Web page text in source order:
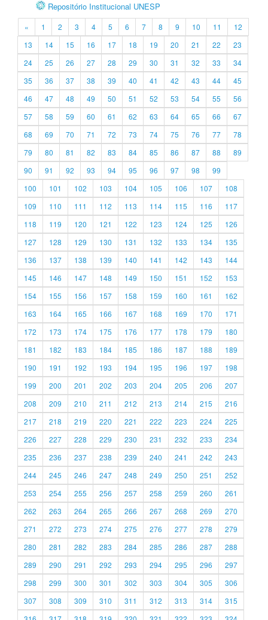
Repositório Institucional UNESP
« 1 2 3 4 5 6 7 8 9 10 11
12
13
14 15 16 17 18 19 20 21 22
23
24
25 26 27 28 29 30 31 32 33
34
35
36 37 38 39 40 41 42 43 44
45
46
47 48 49 50 51 52 53 54 55
56
57
58 59 60 61 62 63 64 65 66
67
68
69 70 71 72 73 74 75 76 77
78
79
80 81 82 83 84 85 86 87 88
89
90
91 92 93 94 95 96 97 98
99
100
101 102 103 104 105 106 107
108
109
110 111 112 113 114 115 116
117
118
119 120 121 122 123 124 125
126
127
128 129 130 131 132 133 134
135
136
137 138 139 140 141 142 143
144
145
146 147 148 149 150 151 152
153
154
155 156 157 158 159 160 161
162
163
164 165 166 167 168 169 170
171
172
173 174 175 176 177 178 179
180
181
182 183 184 185 186 187 188
189
190
191 192 193 194 195 196 197
198
199
200 201 202 203 204 205 206
207
208
209 210 211 212 213 214 215
216
217
218 219 220 221 222 223 224
225
226
227 228 229 230 231 232 233
234
235
236 237 238 239 240 241 242
243
244
245 246 247 248 249 250 251
252
253
254 255 256 257 258 259 260
261
262
263 264 265 266 267 268 269
270
271
272 273 274 275 276 277 278
279
280
281 282 283 284 285 286 287
288
289
290 291 292 293 294 295 296
297
298
299 300 301 302 303 304 305
306
307
308 309 310 311 312 313 314
315